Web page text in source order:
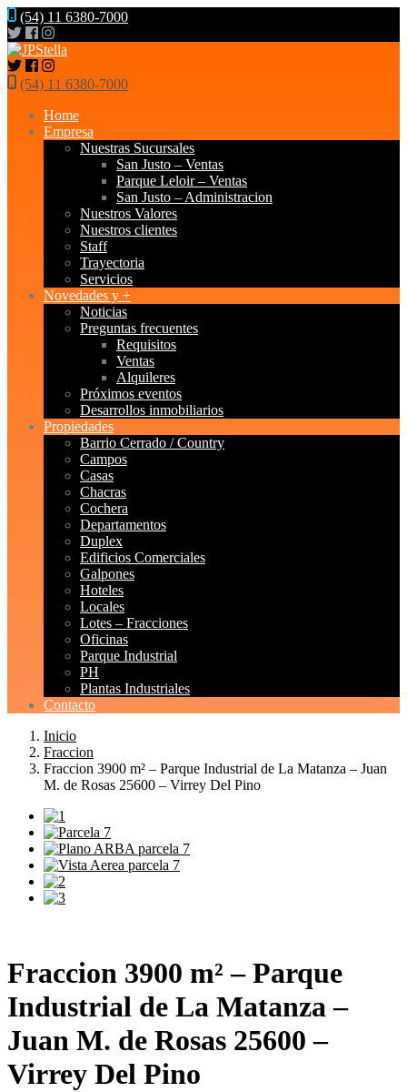
(54) 11 6380-7000
(54) 11 6380-7000
Home
Empresa
Nuestras Sucursales
San Justo – Ventas
Parque Leloir – Ventas
San Justo – Administracion
Nuestros Valores
Nuestros clientes
Staff
Trayectoria
Servicios
Novedades y +
Noticias
Preguntas frecuentes
Requisitos
Ventas
Alquileres
Próximos eventos
Desarrollos inmobiliarios
Propiedades
Barrio Cerrado / Country
Campos
Casas
Chacras
Cochera
Departamentos
Duplex
Edificios Comerciales
Galpones
Hoteles
Locales
Lotes – Fracciones
Oficinas
Parque Industrial
PH
Plantas Industriales
Contacto
Inicio
Fraccion
Fraccion 3900 m² – Parque Industrial de La Matanza – Juan
M. de Rosas 25600 – Virrey Del Pino
Fraccion 3900 m² – Parque
Industrial de La Matanza –
Juan M. de Rosas 25600 –
Virrey Del Pino